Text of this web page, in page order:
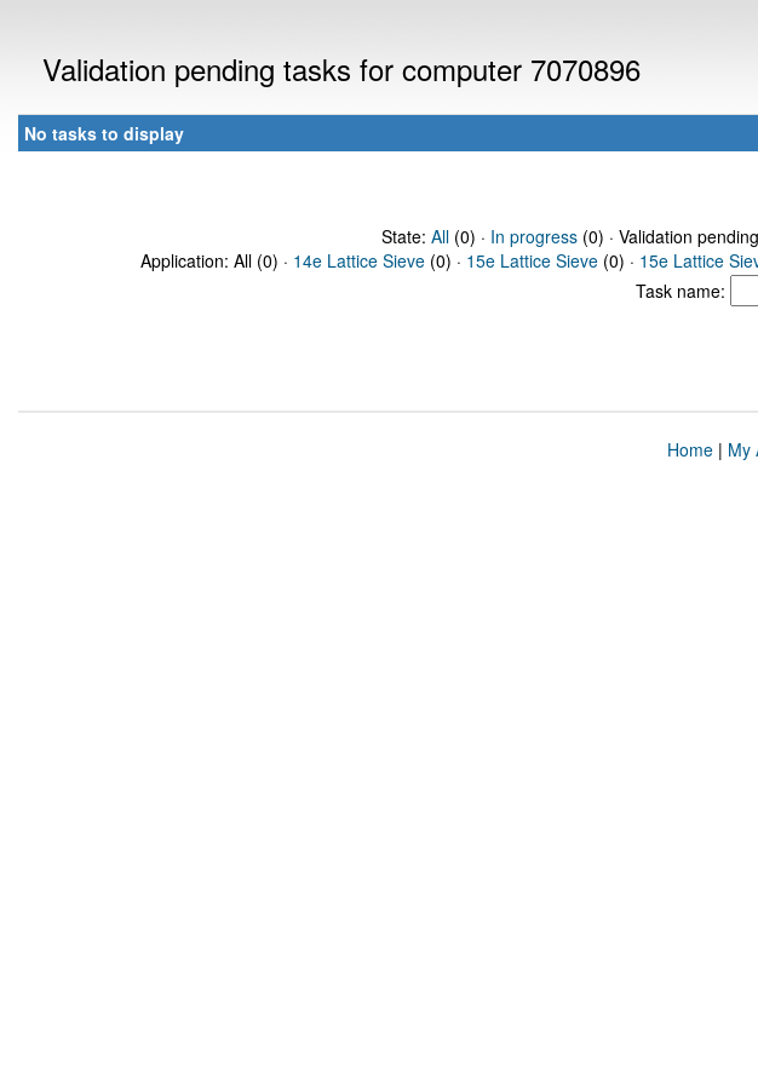
Validation pending tasks for computer 7070896
No tasks to display
State: All(0) · In progress(0) · Validation
Application: All (0) · 14e Lattice Sieve (0) · 15e Lattice Sieve (0) · 15e Lattice
Task name:
Home| My